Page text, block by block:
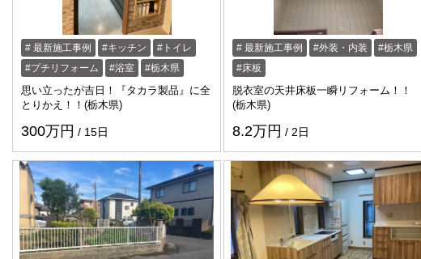
最新施工事例 キッチン
トイレ
プチリフォーム
浴室 栃木県
思い立ったが吉日！『タカラ製品』に全
とりかえ！！(栃木県)
300万円 15日
最新施工事例 外装・内装
栃木県
床板
脱衣室の天井床板一瞬リフォーム！！
(栃木県)
8.2万円 2日